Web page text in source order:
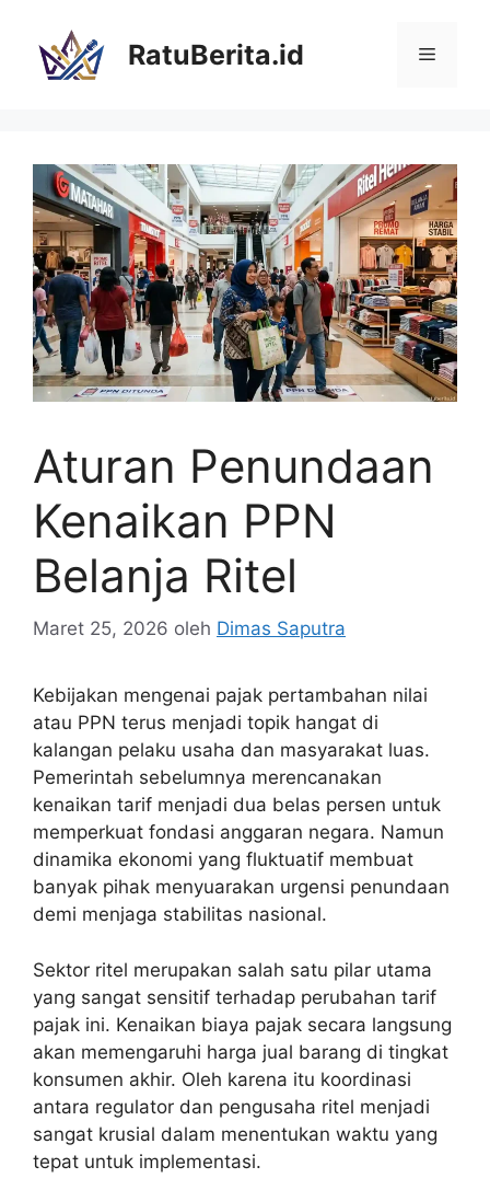
RatuBerita.id Menu
Aturan Penundaan
Kenaikan PPN
Belanja Ritel
Maret 25, 2026 oleh Dimas Saputra
Kebijakan mengenai pajak pertambahan nilai
atau PPN terus menjadi topik hangat di
kalangan pelaku usaha dan masyarakat luas.
Pemerintah sebelumnya merencanakan
kenaikan tarif menjadi dua belas persen untuk
memperkuat fondasi anggaran negara. Namun
dinamika ekonomi yang fluktuatif membuat
banyak pihak menyuarakan urgensi penundaan
demi menjaga stabilitas nasional.
Sektor ritel merupakan salah satu pilar utama
yang sangat sensitif terhadap perubahan tarif
pajak ini. Kenaikan biaya pajak secara langsung
akan memengaruhi harga jual barang di tingkat
konsumen akhir. Oleh karena itu koordinasi
antara regulator dan pengusaha ritel menjadi
sangat krusial dalam menentukan waktu yang
tepat untuk implementasi.